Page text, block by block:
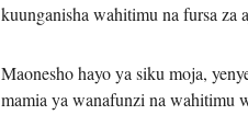
kuunganisha wahitimu na fursa
Maonesho hayo ya siku moja,
mamia ya wanafunzi na wahitimu